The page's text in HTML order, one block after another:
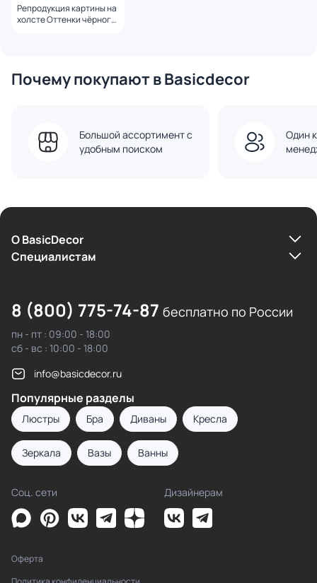
Репродукция картины на
холсте Оттенки чёрного
Почему покупают в Basicdecor
Большой ассортимент с
удобным поиском
Один
О BasicDecor
Cпециалистам
8 (800) 775-74-87 бесплатно по России
пн - пт : 09:00 - 18:00
сб - вс : 10:00 - 18:00
info@basicdecor.ru
Популярные разделы
Люстры Бра Диваны Кресла
Зеркала Вазы Ванны
Соц. сети Дизайнерам
Оферта